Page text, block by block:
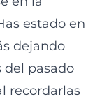
estado en
dejando
del pasado
recordarlas